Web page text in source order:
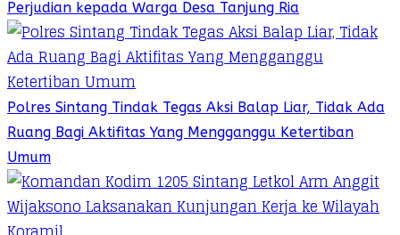
Perjudian kepada Warga Desa Tanjung Ria
Polres Sintang Tindak Tegas Aksi Balap Liar, Tidak Ada
Ruang Bagi Aktifitas Yang Mengganggu Ketertiban
Umum